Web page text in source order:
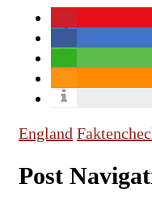
England
Post